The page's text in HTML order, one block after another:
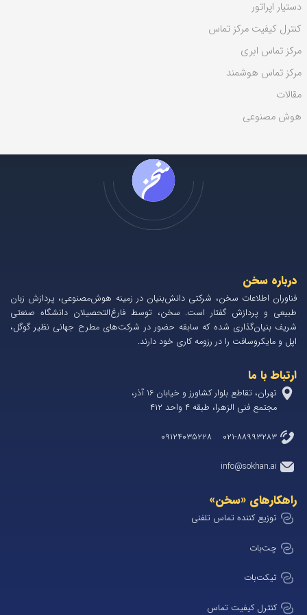
دستیار اپراتور
کنترل کیفیت مرکز تماس
مرکز تماس ابری
مرکز تماس هوشمند
مقالات
هوش مصنوعی
ارتباط با ما
تهران، تقاطع بلوار کشاورز و خیابان 1۶ آذر،
مجتمع فنی الزهرا، طبقه ۴ واحد ۴۱۲
۰۲۱-۸۸۹۹۳۲۸۳ ۰۹۱۲۴۰۳۵۲۲۸
info@sokhan.ai
درباره سخن
فناوران اطلاعات سخن، شرکتی دانش‌بنیان در زمینه هوش‌مصنوعی، پردازش زبان
طبیعی و پردازش گفتار است. سخن، توسط فارغ‌التحصیلان دانشگاه صنعتی
شریف بنیان‌گذاری شده که سابقه حضور در شرکت‌های مطرح جهانی نظیر گوگل،
اپل و مایکروسافت را در رزومه کاری خود دارند.
راهکارهای «سخن»
توزیع کننده تماس تلفنی
چت‌بات
تیکت‌بات
کنترل کیفیت تماس